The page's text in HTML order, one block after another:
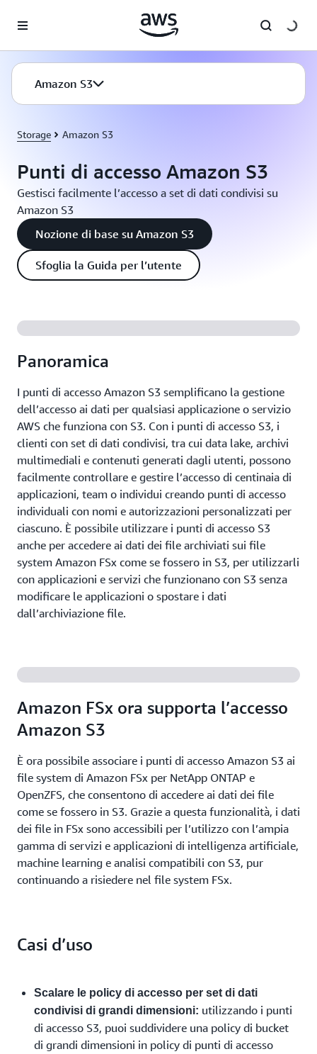
Amazon S3
Storage Amazon S3
Punti di accesso Amazon S3
Gestisci facilmente l’accesso a set di dati condivisi su
Amazon S3
Nozione di base su Amazon S3
Sfoglia la Guida per l’utente
Panoramica
I punti di accesso Amazon S3 semplificano la gestione
dell’accesso ai dati per qualsiasi applicazione o servizio
AWS che funziona con S3. Con i punti di accesso S3, i
clienti con set di dati condivisi, tra cui data lake, archivi
multimediali e contenuti generati dagli utenti, possono
facilmente controllare e gestire l’accesso di centinaia di
applicazioni, team o individui creando punti di accesso
individuali con nomi e autorizzazioni personalizzati per
ciascuno. È possibile utilizzare i punti di accesso S3
anche per accedere ai dati dei file archiviati sui file
system Amazon FSx come se fossero in S3, per utilizzarli
con applicazioni e servizi che funzionano con S3 senza
modificare le applicazioni o spostare i dati
dall’archiviazione file.
Amazon FSx ora supporta l’accesso
Amazon S3
È ora possibile associare i punti di accesso Amazon S3 ai
file system di Amazon FSx per NetApp ONTAP e
OpenZFS, che consentono di accedere ai dati dei file
come se fossero in S3. Grazie a questa funzionalità, i dati
dei file in FSx sono accessibili per l’utilizzo con l’ampia
gamma di servizi e applicazioni di intelligenza artificiale,
machine learning e analisi compatibili con S3, pur
continuando a risiedere nel file system FSx.
Casi d’uso
Scalare le policy di accesso per set di dati
condivisi di grandi dimensioni: utilizzando i punti
di accesso S3, puoi suddividere una policy di bucket
di grandi dimensioni in policy di punti di accesso